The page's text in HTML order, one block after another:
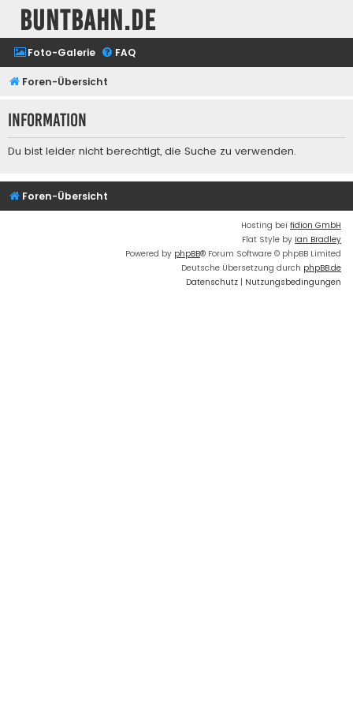
buntbahn.de
Foto-Galerie FAQ
Foren-Übersicht
Information
Du bist leider nicht berechtigt, die Suche zu verwenden.
Foren-Übersicht
Hosting bei fidion GmbH
Flat Style by Ian Bradley
Powered by phpBB® Forum Software © phpBB Limited
Deutsche Übersetzung durch phpBB.de
Datenschutz | Nutzungsbedingungen